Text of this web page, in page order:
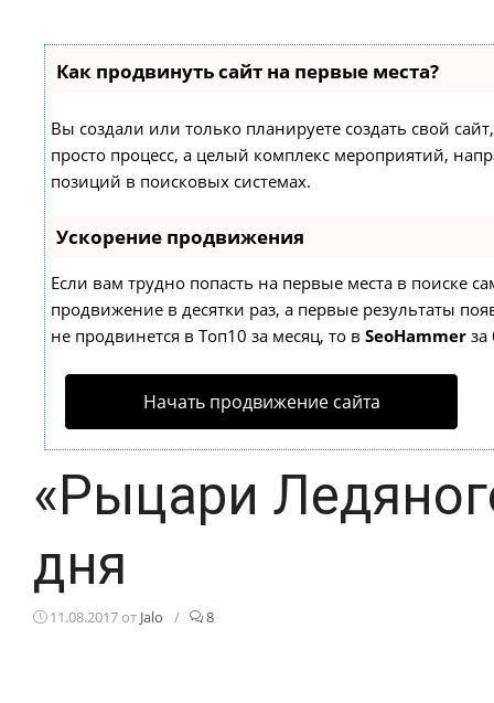
Как продвинуть сайт на первые места?
Вы создали или только планируете создать свой
просто процесс, а целый комплекс мероприятий,
позиций в поисковых системах.
Ускорение продвижения
Если вам трудно попасть на первые места в поиске
продвижение в десятки раз, а первые результаты
не продвинется в Топ10 за месяц, то в SeoHammer за
Начать продвижение сайта
«Рыцари
дня
11.08.2017от Jalo / 8